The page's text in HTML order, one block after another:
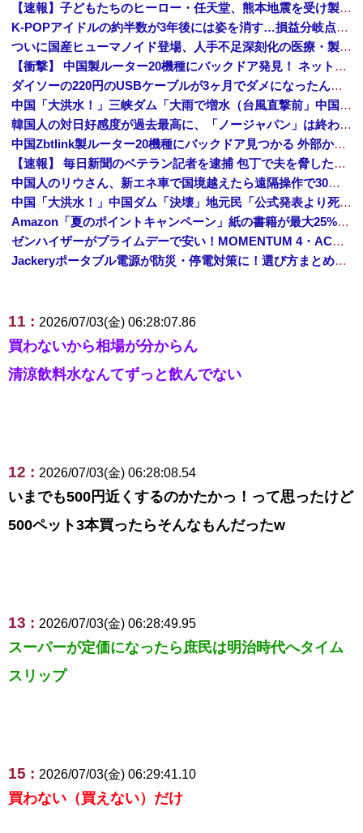
【速報】子どもたちのヒーロー・任天堂、熊本地震を受け製品修理は無償対応（災害救助法適用地域） 義援金5000万円寄付
K-POPアイドルの約半数が3年後には姿を消す…損益分岐点突破は4％未満
ついに国産ヒューマノイド登場、人手不足深刻化の医療・製造現場などでの活用想定！
【衝撃】 中国製ルーター20機種にバックドア発見！ ネットに繋ぐだけで35秒ごとに中国のサーバーと通信
ダイソーの220円のUSBケーブルが3ヶ月でダメになったんやが
中国「大洪水！」三峡ダム「大雨で増水（台風直撃前」中国ダム「緊急放流！」中国鉄道「列車が走行中に流される」中国避難所「支援物資は有料です」謎の勢力「え」→
韓国人の対日好感度が過去最高に、「ノージャパン」は終わった？＝ネット「中国より100倍いい」
中国Zbtlink製ルーター20機種にバックドア見つかる 外部から完全制御のおそれ
【速報】 毎日新聞のベテラン記者を逮捕 包丁で夫を脅した容疑
中国人のリウさん、新エネ車で国境越えたら遠隔操作で30時間ロックされる！
中国「大洪水！」中国ダム「決壊」地元民「公式発表より死者多い！」中国政府「住民拘束！（安否不明」中国当局「救助隊動画も削除」台風13号「三峡ダム接近中」→
Amazon「夏のポイントキャンペーン」紙の書籍が最大25%ポイント還元 対象と条件を整理（2026年7月）
ゼンハイザーがプライムデーで安い！MOMENTUM 4・ACCENTUMなど対象モデルまとめ！
Jackeryポータブル電源が防災・停電対策に！選び方まとめ【プライムデー最終日】
11 : 2026/07/03(金) 06:28:07.86
買わないから相場が分からん
清涼飲料水なんてずっと飲んでない
12 : 2026/07/03(金) 06:28:08.54
いまでも500円近くするのかたかっ！って思ったけど
500ペット3本買ったらそんなもんだったw
13 : 2026/07/03(金) 06:28:49.95
スーパーが定価になったら庶民は明治時代へタイム
スリップ
15 : 2026/07/03(金) 06:29:41.10
買わない（買えない）だけ